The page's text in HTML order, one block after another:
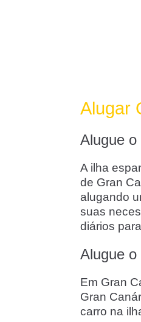
Alugar
Alugue
A ilha
de Gran
alugando
suas
diários
Alugue
Em Gran
Gran
carro na